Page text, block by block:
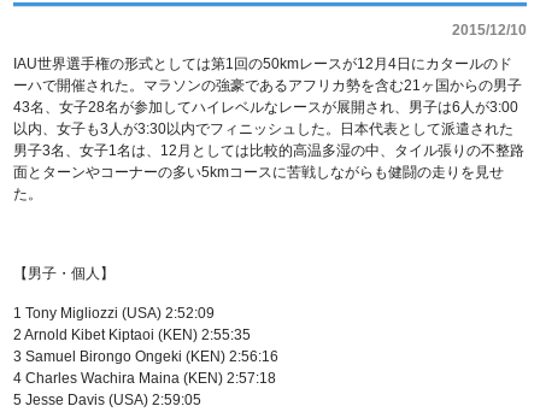
2015/12/10
IAU世界選手権の形式としては第1回の50kmレースが12月4日にカタールのド
ーハで開催された。マラソンの強豪であるアフリカ勢を含む21ヶ国からの男子
43名、女子28名が参加してハイレベルなレースが展開され、男子は6人が3:00
以内、女子も3人が3:30以内でフィニッシュした。日本代表として派遣された
男子3名、女子1名は、12月としては比較的高温多湿の中、タイル張りの不整路
面とターンやコーナーの多い5kmコースに苦戦しながらも健闘の走りを見せ
た。
【男子・個人】
1 Tony Migliozzi (USA) 2:52:09
2 Arnold Kibet Kiptaoi (KEN) 2:55:35
3 Samuel Birongo Ongeki (KEN) 2:56:16
4 Charles Wachira Maina (KEN) 2:57:18
5 Jesse Davis (USA) 2:59:05